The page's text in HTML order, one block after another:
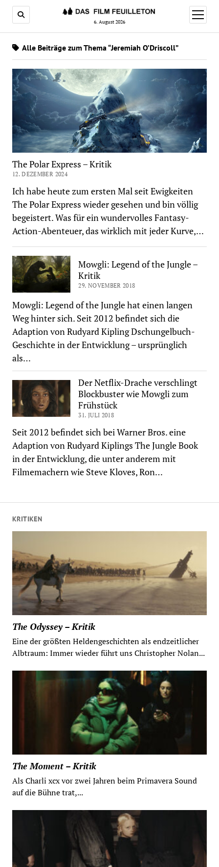
6. August 2026
Menü
öffnen
KRITIKEN
The Odyssey – Kritik
Eine der größten Heldengeschichten als endzeitlicher
Albtraum: Immer wieder führt uns Christopher Nolan...
The Moment – Kritik
Als Charli xcx vor zwei Jahren beim Primavera Sound
auf die Bühne trat,...
Alle Beiträge zum Thema “Jeremiah O’Driscoll”
The Polar Express – Kritik
12. DEZEMBER 2024
Ich habe heute zum ersten Mal seit Ewigkeiten
The Polar Express wieder gesehen und bin völlig
begeistert. Was für ein wundervolles Fantasy-
Action-Abenteuer, das wirklich mit jeder Kurve,…
Mowgli: Legend of the Jungle –
Kritik
29. NOVEMBER 2018
Mowgli: Legend of the Jungle hat einen langen
Weg hinter sich. Seit 2012 befindet sich die
Adaption von Rudyard Kipling Dschungelbuch-
Geschichte in der Entwicklung – ursprünglich
als…
Der Netflix-Drache verschlingt
Blockbuster wie Mowgli zum
Frühstück
31. JULI 2018
Seit 2012 befindet sich bei Warner Bros. eine
Adaption von Rudyard Kiplings The Jungle Book
in der Entwicklung, die unter anderem mit
Filmemachern wie Steve Kloves, Ron…